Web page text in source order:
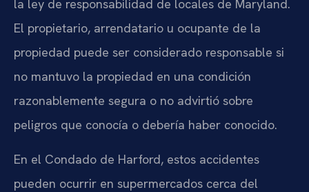
la ley de responsabilidad de locales de Maryland.
El propietario, arrendatario u ocupante de la
propiedad puede ser considerado responsable si
no mantuvo la propiedad en una condición
razonablemente segura o no advirtió sobre
peligros que conocía o debería haber conocido.
En el Condado de Harford, estos accidentes
pueden ocurrir en supermercados cerca del